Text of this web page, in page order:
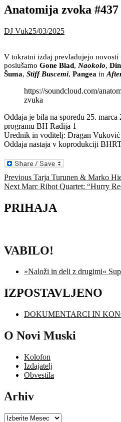
Anatomija zvoka #437
DJ Vuk25/03/2025
V tokratni izdaj prevladujejo novosti
poslušamo Gone Blad, Naokolo,
Šuma, Stiff Buscemi, Pangea in
https://soundcloud.com/
zvuka
Oddaja je bila na sporedu 25.
programu BH Radija 1
Urednik in voditelj: Dragan Vuković
Oddaja nastaja v koprodukciji
Navigacija
prispevka
Previous Previous
post:
Tarja Turunen & Marko
Next Next
Marc Ribot Quartet: “Hurry
PRIHAJA
VABILO!
»Naloži in deli z drugimi«
IZPOSTAVLJENO
DOKUMENTARCI IN
O Novi Muski
Kolofon
Izdajatelj
Obvestila
Arhiv
Arhiv